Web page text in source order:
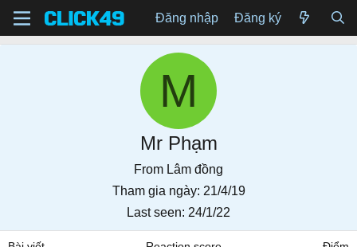
Đăng nhập Đăng ký
M
Mr Phạm
From Lâm đồng
Tham gia ngày 21/4/19
Last seen 24/1/22